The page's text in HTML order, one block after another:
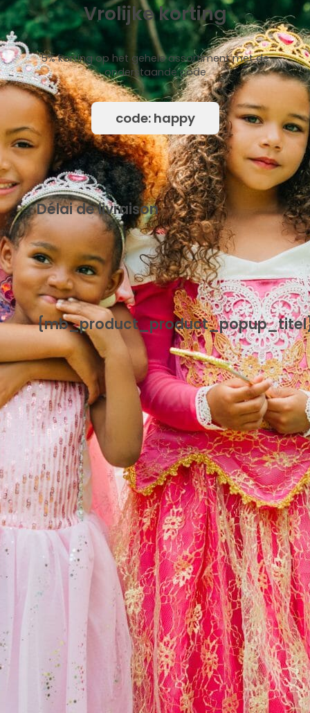
Vrolijke korting
5% korting op het gehele assortiment met de
onderstaande code
code: happy
Délai de livraison
{mb_levertijd-uitleg_uitleg_standaard_levertijd}
{mb_product_product_handleiding}